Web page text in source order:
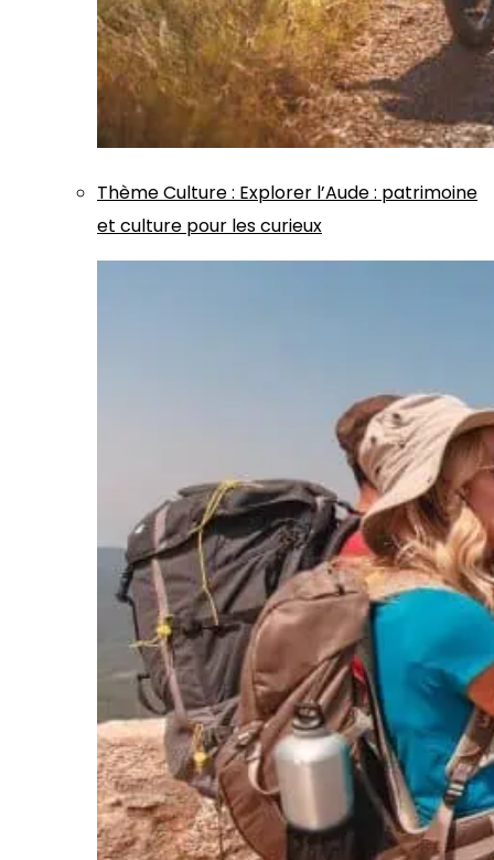
ThèmeCulture: Explorer l’Aude : patrimoine
et culture pour les curieux